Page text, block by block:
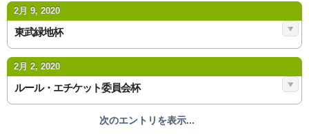
2月 9, 2020
東武緑地杯
2月 2, 2020
ルール・エチケット委員会杯
次のエントリを表示...